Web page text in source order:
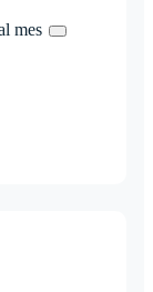
mes